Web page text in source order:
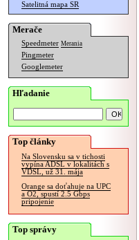
Satelitná mapa SR
Merače
Speedmeter Merania
Pingmeter
Googlemeter
Hľadanie
Top články
Na Slovensku sa v tichosti
vypína ADSL v lokalitách s
VDSL, už 31. mája
Orange sa doťahuje na UPC
a O2, spustí 2.5 Gbps
pripojenie
Top správy